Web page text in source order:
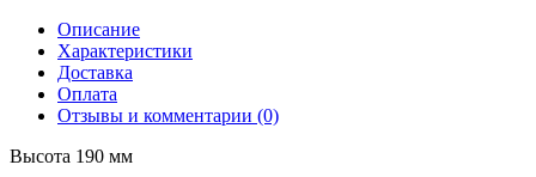
Описание
Характеристики
Доставка
Оплата
Отзывы и комментарии (0)
Высота 190 мм